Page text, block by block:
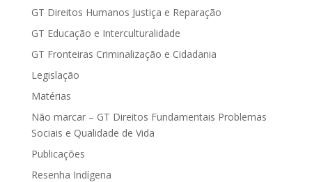
GT Direitos Humanos Justiça e Reparação
GT Educação e Interculturalidade
GT Fronteiras Criminalização e Cidadania
Legislação
Matérias
Não marcar – GT Direitos Fundamentais Problemas
Sociais e Qualidade de Vida
Publicações
Resenha Indígena